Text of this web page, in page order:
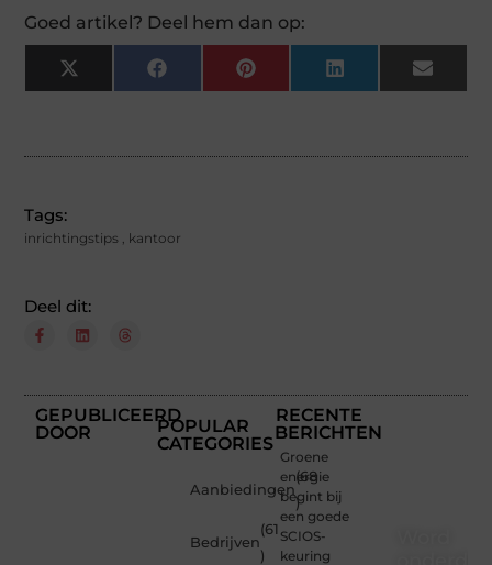
Goed artikel? Deel hem dan op:
X
(Twitter)
Facebook Pinterest LinkedIn Email
Tags:
inrichtingstips kantoor
Deel dit:
GEPUBLICEERD
DOOR
POPULAR
CATEGORIES
Aanbiedingen
(68
)
Bedrijven
(61
)
RECENTE
BERICHTEN
Groene
energie
begint bij
een goede
SCIOS-
keuring